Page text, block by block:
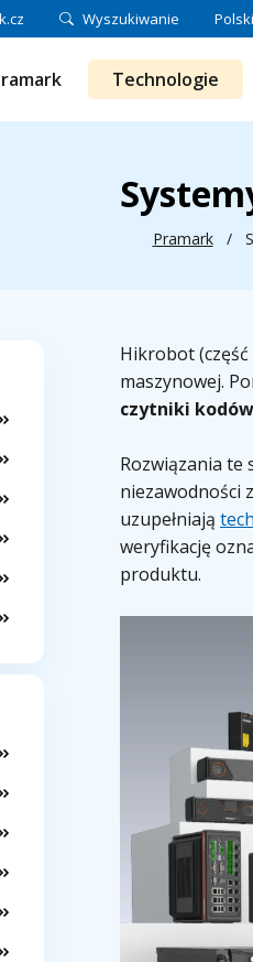
Wyszukiwanie Polski
Technologie
Pramark /
Hikrobot
maszynowej.
czytniki kodów
Rozwiązania te
niezawodności
uzupełniają
weryfikację
produktu.